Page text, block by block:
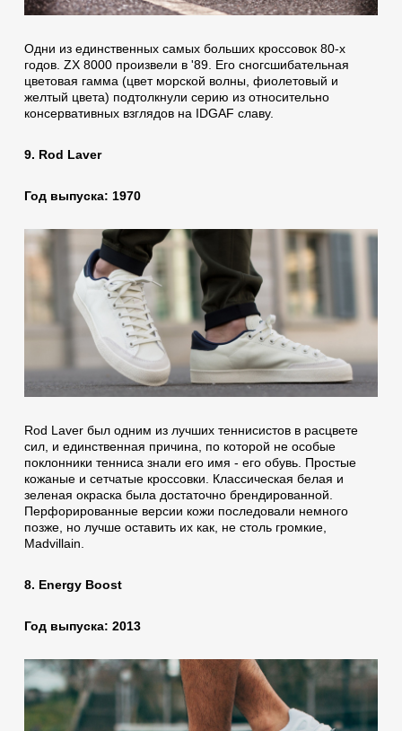
Одни из единственных самых больших кроссовок 80-х
годов. ZX 8000 произвели в '89. Его сногсшибательная
цветовая гамма (цвет морской волны, фиолетовый и
желтый цвета) подтолкнули серию из относительно
консервативных взглядов на IDGAF славу.
9. Rod Laver
Год выпуска: 1970
Rod Laver был одним из лучших теннисистов в расцвете
сил, и единственная причина, по которой не особые
поклонники тенниса знали его имя - его обувь. Простые
кожаные и сетчатые кроссовки. Классическая белая и
зеленая окраска была достаточно брендированной.
Перфорированные версии кожи последовали немного
позже, но лучше оставить их как, не столь громкие,
Madvillain.
8. Energy Boost
Год выпуска: 2013